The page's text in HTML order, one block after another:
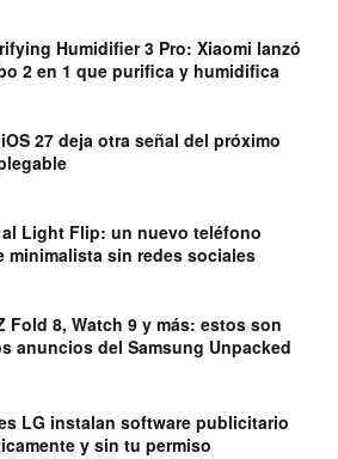
Humidifier 3 Pro: Xiaomi lanzó
2 en 1 que purifica y humidifica
27 deja otra señal del próximo
Light Flip: un nuevo teléfono
minimalista sin redes sociales
Fold 8, Watch 9 y más: estos son
anuncios del Samsung Unpacked
LG instalan software publicitario
y sin tu permiso